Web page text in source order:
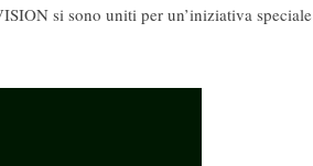
si sono uniti per un’iniziativa speciale